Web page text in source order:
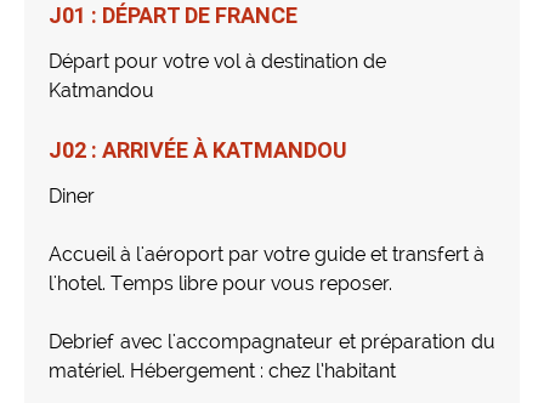
J01 : DÉPART DE FRANCE
Départ pour votre vol à destination de
Katmandou
J02 : ARRIVÉE À KATMANDOU
Diner
Accueil à l'aéroport par votre guide et transfert à
l'hotel. Temps libre pour vous reposer.
Debrief avec l'accompagnateur et préparation du
matériel. Hébergement : chez l’habitant